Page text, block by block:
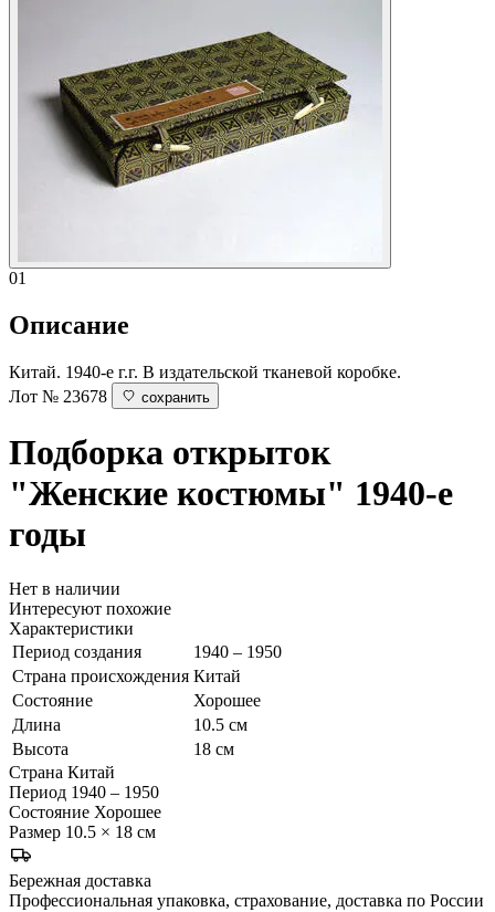
01
Описание
Китай. 1940-е г.г. В издательской тканевой коробке.
Лот № 23678
сохранить
Подборка открыток
"Женские костюмы" 1940-е
годы
Нет в наличии
Интересуют похожие
Характеристики
Период создания
1940 – 1950
Страна происхождения Китай
Состояние
Хорошее
Длина
10.5 см
Высота
18 см
Страна Китай
Период 1940 – 1950
Состояние Хорошее
Размер 10.5 × 18 см
Бережная доставка
Профессиональная упаковка, страхование, доставка по России